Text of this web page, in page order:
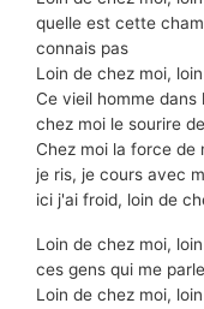
quelle est cette
connais pas
Loin de chez moi,
Ce vieil homme dans
chez moi le sourire
Chez moi la force de
je ris, je cours avec
ici j'ai froid, loin de
Loin de chez moi,
ces gens qui me
Loin de chez moi,